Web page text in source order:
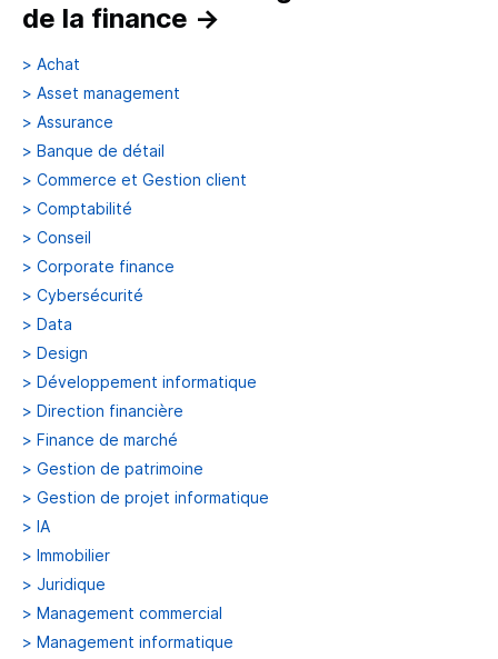
de la finance →
> Achat
> Asset management
> Assurance
> Banque de détail
> Commerce et Gestion client
> Comptabilité
> Conseil
> Corporate finance
> Cybersécurité
> Data
> Design
> Développement informatique
> Direction financière
> Finance de marché
> Gestion de patrimoine
> Gestion de projet informatique
> IA
> Immobilier
> Juridique
> Management commercial
> Management informatique